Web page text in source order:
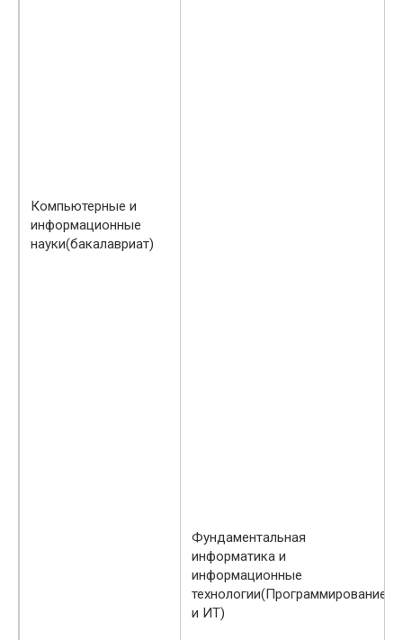
Компьютерные и
информационные
науки(бакалавриат)
Фундаментальная
информатика и
информационные
технологии(Программирование
и ИТ)